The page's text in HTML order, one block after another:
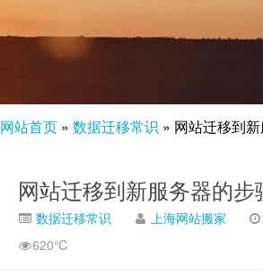
网站首页 » 数据迁移常识 » 网站迁移到
网站迁移到新服务器的步
数据迁移常识 上海网站搬家
620℃